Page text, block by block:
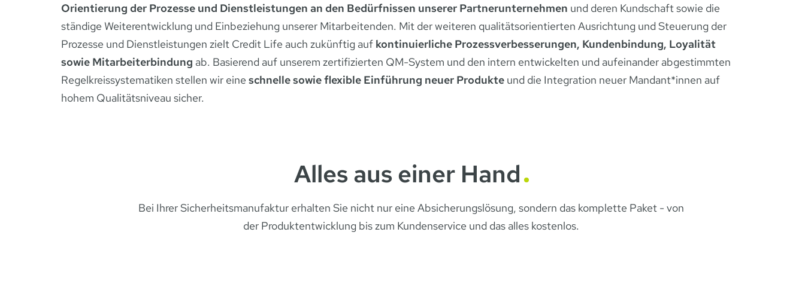
Orientierung der Prozesse und Dienstleistungen an den Bedürfnissen unserer Partnerunternehmen und deren Kundschaft sowie die
ständige Weiterentwicklung und Einbeziehung unserer Mitarbeitenden. Mit der weiteren qualitätsorientierten Ausrichtung und Steuerung der
Prozesse und Dienstleistungen zielt Credit Life auch zukünftig auf kontinuierliche Prozessverbesserungen, Kundenbindung, Loyalität
sowie Mitarbeiterbindung ab. Basierend auf unserem zertifizierten QM-System und den intern entwickelten und aufeinander abgestimmten
Regelkreissystematiken stellen wir eine schnelle sowie flexible Einführung neuer Produkte und die Integration neuer Mandant*innen auf
hohem Qualitätsniveau sicher.
Alles aus einer Hand
Bei Ihrer Sicherheitsmanufaktur erhalten Sie nicht nur eine Absicherungslösung, sondern das komplette Paket - von
der Produktentwicklung bis zum Kundenservice und das alles kostenlos.